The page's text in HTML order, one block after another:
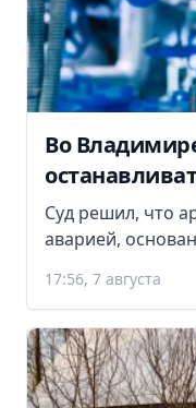
Во
Суд решил, что
аварией,
17:56, 7 августа